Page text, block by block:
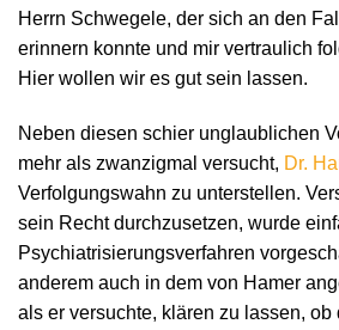
Herrn Schwegele, der sich an den Fall
erinnern konnte und mir vertraulich
Hier wollen wir es gut sein lassen.
Neben diesen schier unglaublichen
mehr als zwanzigmal versucht, Dr.
Verfolgungswahn zu unterstellen.
sein Recht durchzusetzen, wurde
Psychiatrisierungsverfahren
anderem auch in dem von Hamer
als er versuchte, klären zu lassen, ob